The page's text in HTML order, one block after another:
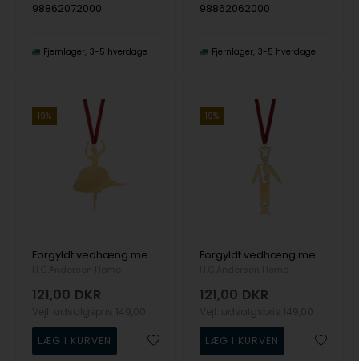
98862072000
Fjernlager 3-5 hverdage
98862062000
Fjernlager 3-5 hverdage
19%
Forgyldt vedhæng med Ballerina, 70 x 90 mm
121,00 DKR
19%
Forgyldt vedhæng med Soldat, 35 x 90 mm
121,00 DKR